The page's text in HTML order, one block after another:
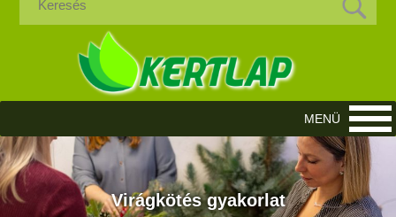
Virágkötés gyakorlat